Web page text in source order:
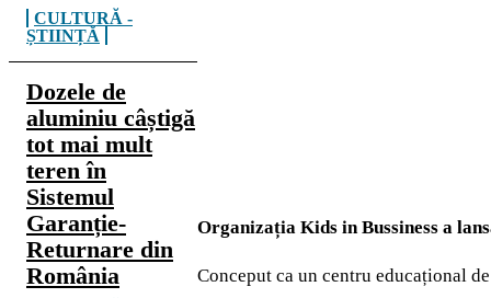
CULTURĂ -
ȘTIINȚĂ
Dozele de
aluminiu câștigă
tot mai mult
teren în
Sistemul
Garanție-
Returnare din
România
Organizația Kids in Bussiness a
Conceput ca un centru educațional